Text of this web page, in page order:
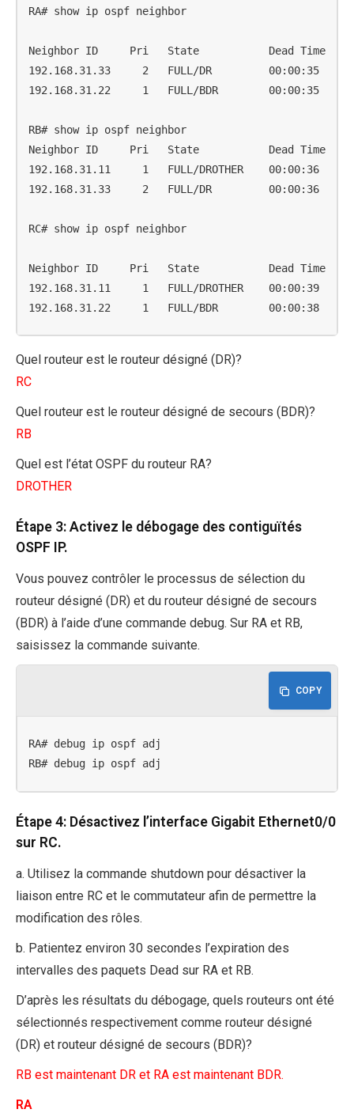
RA# show ip ospf neighbor
Neighbor ID     Pri   State           Dead Time
192.168.31.33     2   FULL/DR         00:00:35
192.168.31.22     1   FULL/BDR        00:00:35
RB# show ip ospf neighbor
Neighbor ID     Pri   State           Dead Time
192.168.31.11     1   FULL/DROTHER    00:00:36
192.168.31.33     2   FULL/DR         00:00:36
RC# show ip ospf neighbor
Neighbor ID     Pri   State           Dead Time
192.168.31.11     1   FULL/DROTHER    00:00:39
192.168.31.22     1   FULL/BDR        00:00:38
Quel routeur est le routeur désigné (DR)?
RC
Quel routeur est le routeur désigné de secours (BDR)?
RB
Quel est l’état OSPF du routeur RA?
DROTHER
Étape 3: Activez le débogage des contiguïtés
OSPF IP.
Vous pouvez contrôler le processus de sélection du
routeur désigné (DR) et du routeur désigné de secours
(BDR) à l’aide d’une commande debug. Sur RA et RB,
saisissez la commande suivante.
COPY
RA# debug ip ospf adj
RB# debug ip ospf adj
Étape 4: Désactivez l’interface Gigabit Ethernet0/0
sur RC.
a. Utilisez la commande shutdown pour désactiver la
liaison entre RC et le commutateur afin de permettre la
modification des rôles.
b. Patientez environ 30 secondes l’expiration des
intervalles des paquets Dead sur RA et RB.
D’après les résultats du débogage, quels routeurs ont été
sélectionnés respectivement comme routeur désigné
(DR) et routeur désigné de secours (BDR)?
RB est maintenant DR et RA est maintenant BDR.
RA